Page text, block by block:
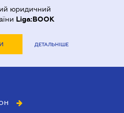
юридичний
Liga:BOOK
ДЕТАЛЬНІШЕ